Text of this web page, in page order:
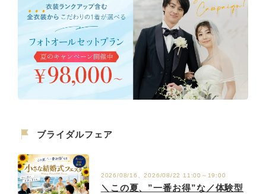
ブライダルフェア
2026/08/16、2026/08/22 11:00～19:00
＼この夏、”一番お得”な／体験型